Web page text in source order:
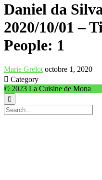
Daniel da
2020/10/01 –
People: 1
Marie Grelot octobre 1, 2020
 Category
© 2023 La Cuisine de Mona
